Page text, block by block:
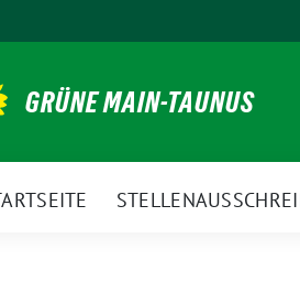
GRÜNE MAIN-TAUNUS